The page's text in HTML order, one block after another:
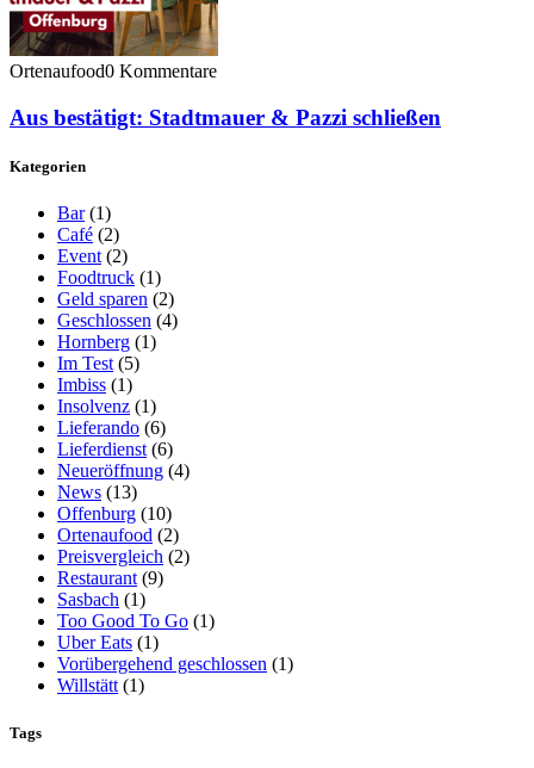
Ortenaufood0 Kommentare
Aus bestätigt: Stadtmauer & Pazzi schließen
Kategorien
Bar (1)
Café (2)
Event (2)
Foodtruck (1)
Geld sparen (2)
Geschlossen (4)
Hornberg (1)
Im Test (5)
Imbiss (1)
Insolvenz (1)
Lieferando (6)
Lieferdienst (6)
Neueröffnung (4)
News (13)
Offenburg (10)
Ortenaufood (2)
Preisvergleich (2)
Restaurant (9)
Sasbach (1)
Too Good To Go (1)
Uber Eats (1)
Vorübergehend geschlossen (1)
Willstätt (1)
Tags